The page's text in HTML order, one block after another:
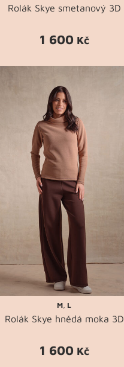
Rolák Skye smetanový 3D
1 600 Kč
M,L
Rolák Skye hnědá moka 3D
1 600 Kč